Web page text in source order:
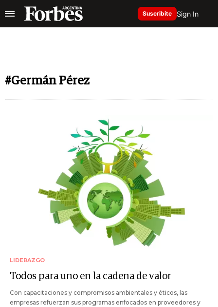
Suscribite Sign In
#Germán Pérez
LIDERAZGO
Todos para uno en la cadena de valor
Con capacitaciones y compromisos ambientales y éticos, las
empresas refuerzan sus programas enfocados en proveedores y